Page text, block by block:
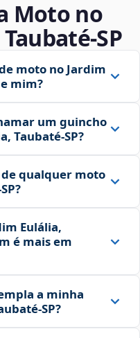
Moto no
moto no Jardim
mim?
um guincho
Taubaté‑SP?
qualquer moto
Eulália,
é mais em
a minha